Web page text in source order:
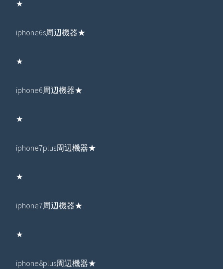
★
iphone6s周辺機器★
★
iphone6周辺機器★
★
iphone7plus周辺機器★
★
iphone7周辺機器★
★
iphone8plus周辺機器★